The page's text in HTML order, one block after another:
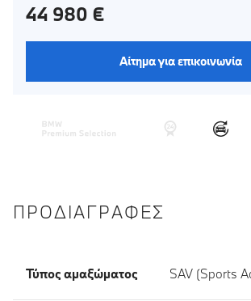
44 980 €
Αίτημα για επικοινωνία
ΠΡΟΔΙΑΓΡΑΦΈΣ
Τύπος αμαξώματος SAV (Sports